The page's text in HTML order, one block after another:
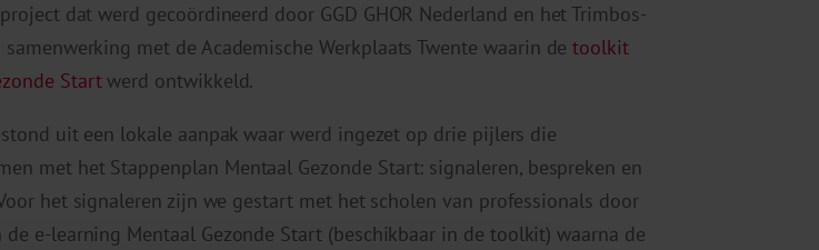
dat werd gecoördineerd door GGD GHOR Nederland en het Trimbos-
met de Academische Werkplaats Twente waarin detoolkit
Startwerd ontwikkeld.
uit een lokale aanpak waar werd ingezet op drie pijlers die
met het Stappenplan Mentaal Gezonde Start: signaleren, bespreken en
het signaleren zijn we gestart met het scholen van professionals door
de e-learning Mentaal Gezonde Start (beschikbaar in de toolkit) waarna de